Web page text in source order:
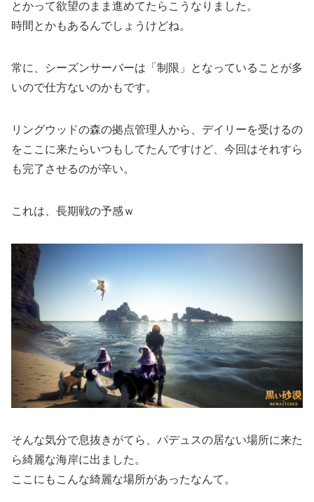
とかって欲望のまま進めてたらこうなりました。
時間とかもあるんでしょうけどね。
常に、シーズンサーバーは「制限」となっていることが多
いので仕方ないのかもです。
リングウッドの森の拠点管理人から、デイリーを受けるの
をここに来たらいつもしてたんですけど、今回はそれすら
も完了させるのが辛い。
これは、長期戦の予感ｗ
そんな気分で息抜きがてら、パデュスの居ない場所に来た
ら綺麗な海岸に出ました。
ここにもこんな綺麗な場所があったなんて。